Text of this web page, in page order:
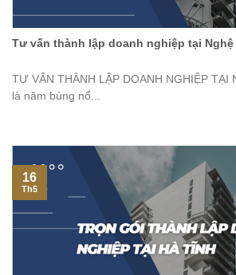
Tư vấn thành lập doanh nghiệp tại Nghệ
TƯ VẤN THÀNH LẬP DOANH NGHIỆP TẠI
là năm bùng nổ...
16
Th5